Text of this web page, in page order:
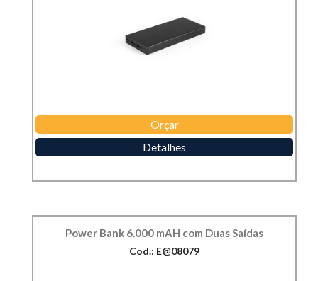
Orçar
Detalhes
Power Bank 6.000 mAH com Duas Saídas
Cod.: E@08079